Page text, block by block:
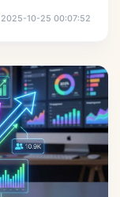
2025-10-25 00:07:52